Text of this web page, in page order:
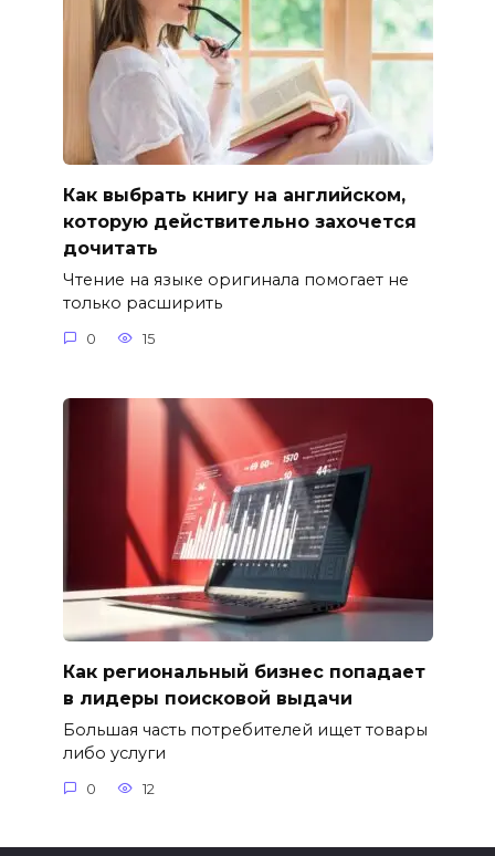
Как выбрать книгу на английском,
которую действительно захочется
дочитать
Чтение на языке оригинала помогает не
только расширить
0 15
Как региональный бизнес попадает
в лидеры поисковой выдачи
Большая часть потребителей ищет товары
либо услуги
0 12